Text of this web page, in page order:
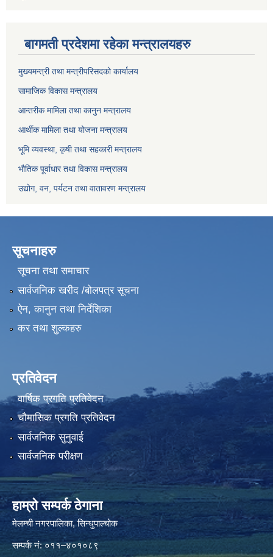
बागमती प्रदेशमा रहेका मन्त्रालयहरु
मुख्यमन्त्री तथा मन्त्रीपरिसदको कार्यालय
सामाजिक विकास मन्त्रालय
आन्तरीक मामिला तथा कानुन मन्त्रालय
आर्थीक मामिला तथा योजना मन्त्रालय
भूमि व्यवस्था, कृषी तथा सहकारी मन्त्रालय
भौतिक पूर्वाधार तथा विकास मन्त्रालय
उद्योग, वन, पर्यटन तथा वातावरण मन्त्रालय
सूचनाहरु
सूचना तथा समाचार
सार्वजनिक खरीद /बोलपत्र सूचना
ऐन, कानुन तथा निर्देशिका
कर तथा शुल्कहरु
प्रतिवेदन
वार्षिक प्रगति प्रतिवेदन
चौमासिक प्रगति प्रतिवेदन
सार्वजनिक सुनुवाई
सार्वजनिक परीक्षण
हाम्रो सम्पर्क ठेगाना
मेलम्ची नगरपालिका‍, सिन्धुपाल्चोक
सम्पर्क न‌ं: ०११–४०१०८९